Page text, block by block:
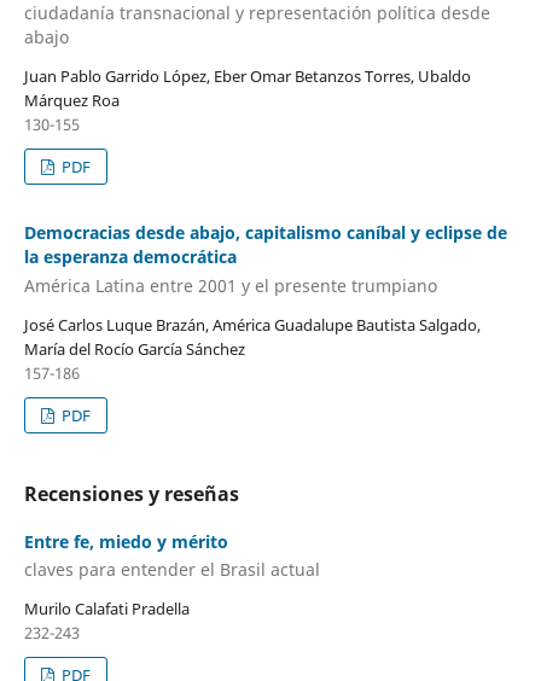
ciudadanía transnacional y representación política desde
abajo
Juan Pablo Garrido López, Eber Omar Betanzos Torres, Ubaldo
Márquez Roa
130-155
PDF
Democracias desde abajo, capitalismo caníbal y eclipse de
la esperanza democrática
América Latina entre 2001 y el presente trumpiano
José Carlos Luque Brazán, América Guadalupe Bautista Salgado,
María del Rocío García Sánchez
157-186
PDF
Recensiones y reseñas
Entre fe, miedo y mérito
claves para entender el Brasil actual
Murilo Calafati Pradella
232-243
PDF